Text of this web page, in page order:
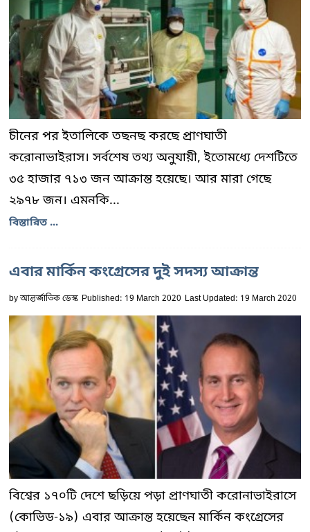
চীনের পর ইতালিকে তছনছ করছে প্রাণঘাতী
করোনাভাইরাস। সর্বশেষ তথ্য অনুযায়ী, ইতোমধ্যে দেশটিতে
৩৫ হাজার ৭১৩ জন আক্রান্ত হয়েছে। আর মারা গেছে
২৯৭৮ জন। এমনকি...
বিস্তারিত ...
এবার মার্কিন কংগ্রেসের দুই সদস্য আক্রান্ত
byআন্তর্জাতিক ডেস্ক Published: 19 March 2020 Last Updated: 19 March 2020
বিশ্বের ১৭০টি দেশে ছড়িয়ে পড়া প্রাণঘাতী করোনাভাইরাসে
(কোভিড-১৯) এবার আক্রান্ত হয়েছেন মার্কিন কংগ্রেসের